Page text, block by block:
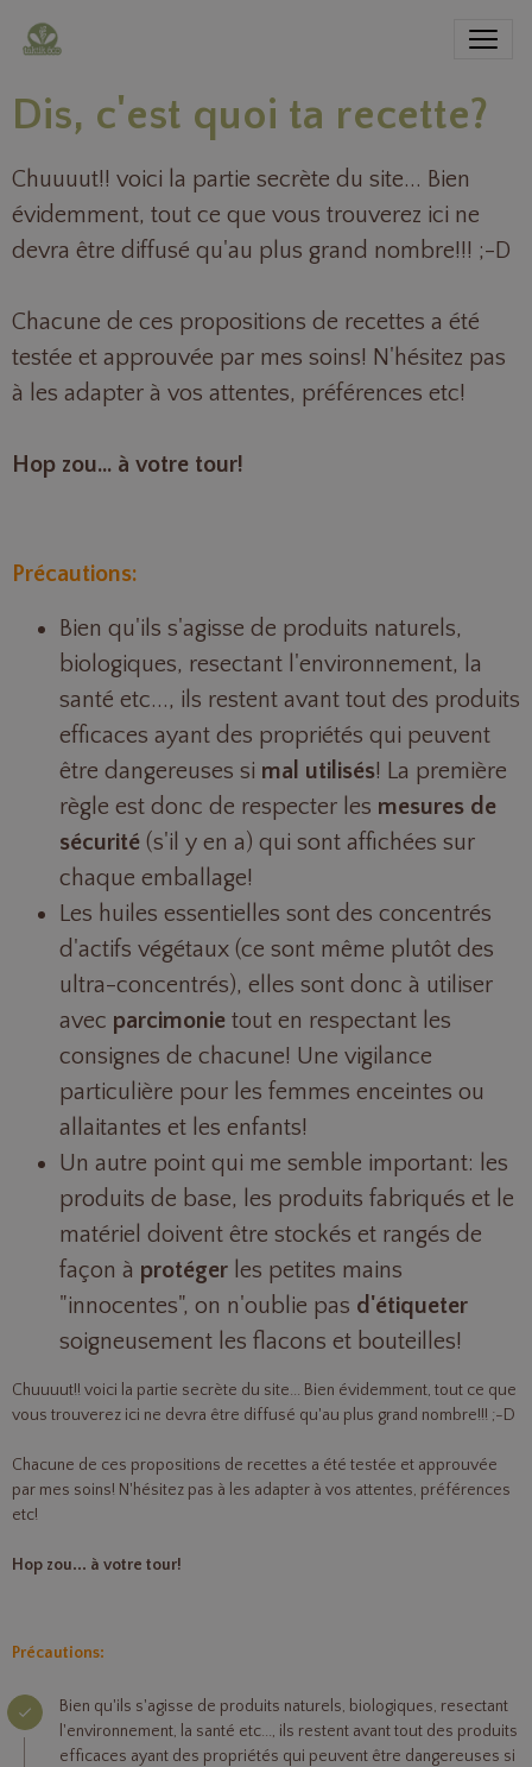
Dis, c'est quoi ta recette?
Chuuuut!! voici la partie secrète du site... Bien
évidemment, tout ce que vous trouverez ici ne
devra être diffusé qu'au plus grand nombre!!! ;-D
Chacune de ces propositions de recettes a été
testée et approuvée par mes soins! N'hésitez pas
à les adapter à vos attentes, préférences etc!
Hop zou... à votre tour!
Précautions:
Bien qu'ils s'agisse de produits naturels,
biologiques, resectant l'environnement, la
santé etc..., ils restent avant tout des produits
efficaces ayant des propriétés qui peuvent
être dangereuses si mal utilisés! La première
règle est donc de respecter les mesures de
sécurité (s'il y en a) qui sont affichées sur
chaque emballage!
Les huiles essentielles sont des concentrés
d'actifs végétaux (ce sont même plutôt des
ultra-concentrés), elles sont donc à utiliser
avec parcimonie tout en respectant les
consignes de chacune! Une vigilance
particulière pour les femmes enceintes ou
allaitantes et les enfants!
Un autre point qui me semble important: les
produits de base, les produits fabriqués et le
matériel doivent être stockés et rangés de
façon à protéger les petites mains
"innocentes", on n'oublie pas d'étiqueter
soigneusement les flacons et bouteilles!
Chuuuut!! voici la partie secrète du site... Bien évidemment, tout ce que
vous trouverez ici ne devra être diffusé qu'au plus grand nombre!!! ;-D
Chacune de ces propositions de recettes a été testée et approuvée
par mes soins! N'hésitez pas à les adapter à vos attentes, préférences
etc!
Hop zou... à votre tour!
Précautions:
Bien qu'ils s'agisse de produits naturels, biologiques, resectant
l'environnement, la santé etc..., ils restent avant tout des produits
efficaces ayant des propriétés qui peuvent être dangereuses si